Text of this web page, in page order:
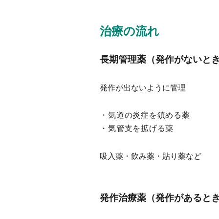
治療の流れ
長期管理薬（発作がないとき
発作が出ないように管理
気道の炎症を鎮める薬
気管支を拡げる薬
吸入薬・飲み薬・貼り薬など
発作治療薬（発作があるとき